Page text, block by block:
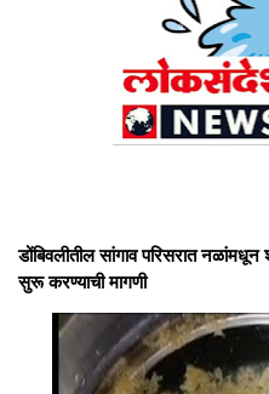
डोंबिवलीतील सांगाव परिसरात नळांमधून
सुरू करण्याची मागणी